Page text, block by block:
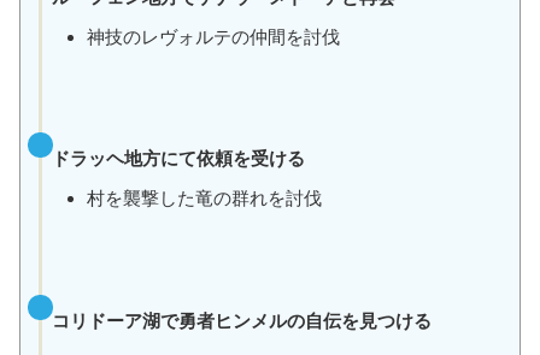
神技のレヴォルテの仲間を討伐
ドラッヘ地方にて依頼を受ける
村を襲撃した竜の群れを討伐
コリドーア湖で勇者ヒンメルの自伝を見つける